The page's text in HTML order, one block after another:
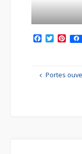
F
b
o
T
e
P
r
Portes